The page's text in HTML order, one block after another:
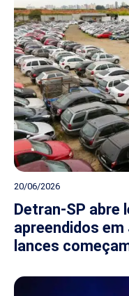
20/06/2026
Detran-SP abre
apreendidos
lances